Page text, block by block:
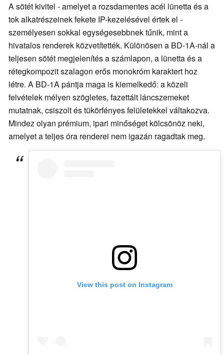
A sötét kivitel - amelyet a rozsdamentes acél lünetta és a
tok alkatrészeinek fekete IP-kezelésével értek el -
személyesen sokkal egységesebbnek tűnik, mint a
hivatalos renderek közvetítették. Különösen a BD-1A-nál a
teljesen sötét megjelenítés a számlapon, a lünetta és a
rétegkompozit szalagon erős monokróm karaktert hoz
létre. A BD-1A pántja maga is kiemelkedő: a közeli
felvételek mélyen szögletes, fazettált láncszemeket
mutatnak, csiszolt és tükörfényes felületekkel váltakozva.
Mindez olyan prémium, ipari minőséget kölcsönöz neki,
amelyet a teljes óra renderei nem igazán ragadtak meg.
View this post on Instagram